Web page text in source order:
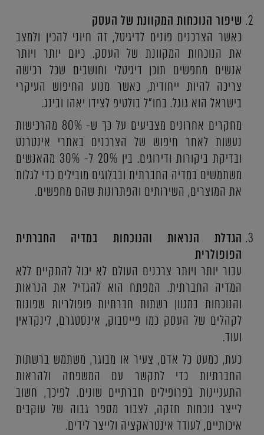
שיפור הנוכחות המקוונת של העסק
כאשר הצרכנים פונים לדיגיטל, זה חיוני להכין ולמצב
את הנוכחות המקוונת של העסק. כיום יותר ויותר
אנשים מחפשים תוכן דיגיטלי וחושבים שכל רכישה
צריכה להיות ייחודית, כאשר מנוע החיפוש העיקרי
בישראל הוא גוגל. בחו"ל בולטיפ לצידו יאהו ובינג.
מחקרים אחרונים מצביעים על כך ש- 80% מהרכישות
נעשות לאחר חיפוש של הצרכנים באתרי אינטרנט
ובדיקת ביקורות ודירוגים. בין 20% ל- 30% מהאנשים
משתמשים במדיה החברתית ובבלוגים מובילים כדי לגלות
את המוצרים, השירותים והפתרונות שהם מחפשים.
הגדלת הנראות והנוכחות במדיה החברתית
הפופולרית
עבור יותר ויותר צרכנים העולם לא יכול להתקיים ללא
המדיה החברתית. המפתח הוא להגדיל את הנראות
והנוכחות במגוון רשתות חברתיות פופולריות שפונות
לקהלים של העסק כמו פייסבוק, אינסטגרם, לינקדאין
ועוד.
כעת, כמעט כל אדם, צעיר או מבוגר, משתמש ברשתות
החברתיות כדי לתקשר עם המשפחה ולהראות
התעניינות בפרופילים חברתיים שונים. לפיכך, חשוב
לייצר נוכחות חזקה, לצבור מספר גבוה של עוקבים
איכותיים, לעודד אינטראקציה ולייצר לידים.